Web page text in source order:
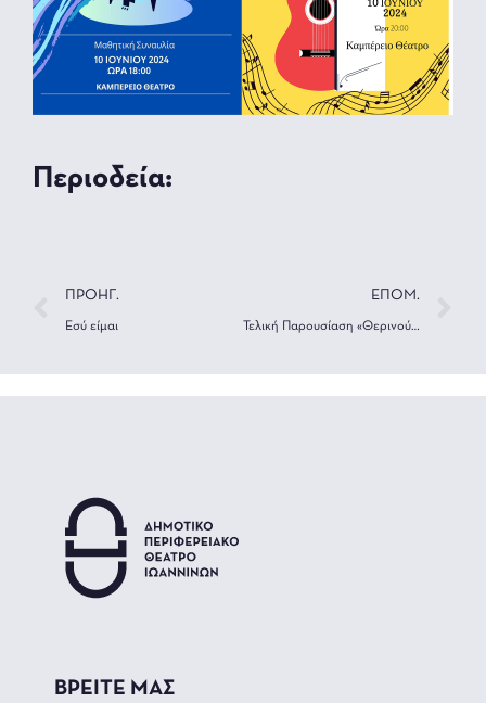
Περιοδεία:
ΠΡΟΗΓ.
Εσύ είμαι
ΕΠΟΜ.
Τελική Παρουσίαση «Θερινού Μαντείου 2024»
ΒΡΕΙΤΕ ΜΑΣ